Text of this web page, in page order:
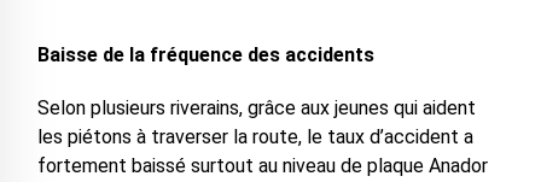
Baisse de la fréquence des accidents
Selon plusieurs riverains, grâce aux jeunes qui aident
les piétons à traverser la route, le taux d’accident a
fortement baissé surtout au niveau de plaque Anador